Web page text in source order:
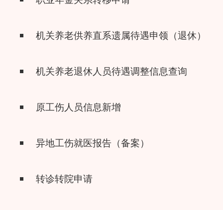
机关养老供养直系遗属待遇申领（退休）
机关养老退休人员待遇调整信息查询
原工伤人员信息新增
异地工伤就医报告（备案）
转诊转院申请